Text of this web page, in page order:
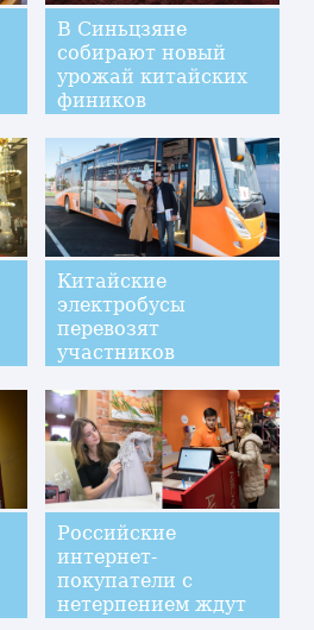
В Синьцзяне
собирают новый
урожай китайских
фиников
Китайские
электробусы
перевозят
участников
конференции в
Марракеше
Российские
интернет-
покупатели с
нетерпением ждут